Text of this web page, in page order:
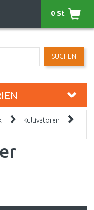
SUCHEN
0 St
Kultivatoren